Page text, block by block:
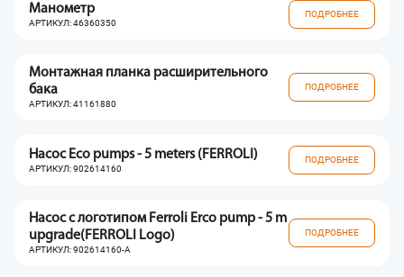
Манометр
АРТИКУЛ: 46360350
ПОДРОБНЕЕ
Монтажная планка расширительного
бака
АРТИКУЛ: 41161880
ПОДРОБНЕЕ
Насос Eco pumps - 5 meters (FERROLI)
АРТИКУЛ: 902614160
ПОДРОБНЕЕ
Насос с логотипом Ferroli Erco pump - 5 m
upgrade(FERROLI Logo)
АРТИКУЛ: 902614160-A
ПОДРОБНЕЕ